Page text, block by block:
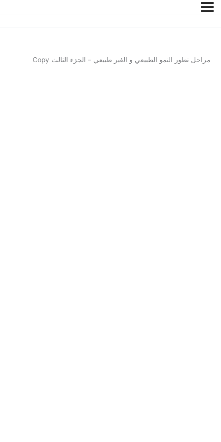
مراحل تطور النمو الطبيعي و الغير طبيعي – الجزء الثالث Copy